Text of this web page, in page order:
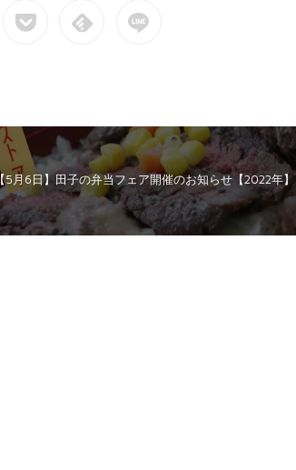
【5月6日】田子の弁当フェア開催のお知らせ【2022年】